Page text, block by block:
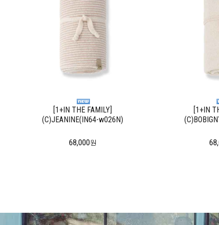
[1+IN THE FAMILY]
(C)JEANINE(IN64-w026N)
68,000원
[1+IN